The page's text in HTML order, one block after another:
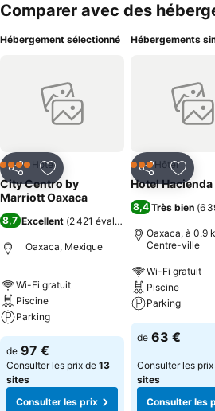
Comparer avec des
Hébergement sélectionné
PartagerAjouter à mes favoris
4 ÉtoilesHôtel
City Centro by
Marriott Oaxaca
8,7 Excellent (2 421 évaluations
Oaxaca, Mexique
Wi-Fi gratuit
Piscine
Parking
de 97 €
Consulter les prix de 13
sites
Consulter les prix
Hébergements
Partager
3 ÉtoilesHôtel
Hotel Hacienda
8,4 Très bien (6
Oaxaca, à 0.9
Centre-ville
Wi-Fi gratuit
Piscine
Parking
de 63 €
Consulter les
sites
Consulter les